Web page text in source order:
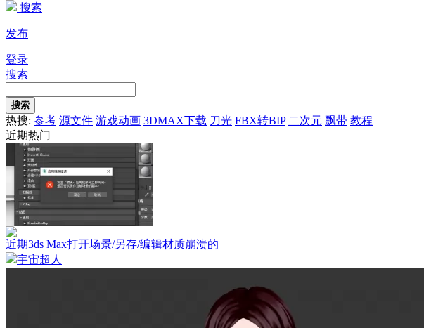
搜索
发布
登录
搜索
搜索
热搜: 参考 源文件 游戏动画 3DMAX下载 刀光 FBX转BIP 二次元 飘带 教程
近期热门
近期3ds Max打开场景/另存/编辑材质崩溃的
宇宙超人